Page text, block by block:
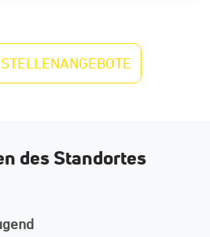
des Standortes